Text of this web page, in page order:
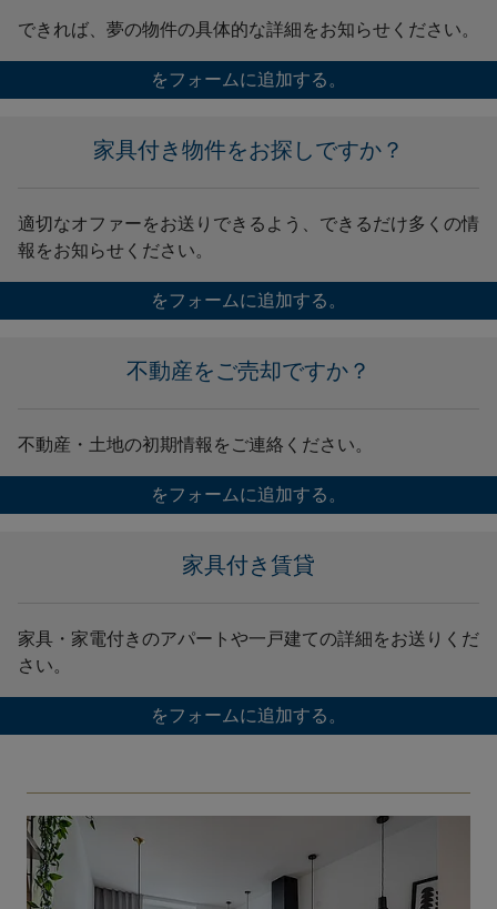
できれば、夢の物件の具体的な詳細をお知らせください。
をフォームに追加する。
家具付き物件をお探しですか？
適切なオファーをお送りできるよう、できるだけ多くの情
報をお知らせください。
をフォームに追加する。
不動産をご売却ですか？
不動産・土地の初期情報をご連絡ください。
をフォームに追加する。
家具付き賃貸
家具・家電付きのアパートや一戸建ての詳細をお送りくだ
さい。
をフォームに追加する。